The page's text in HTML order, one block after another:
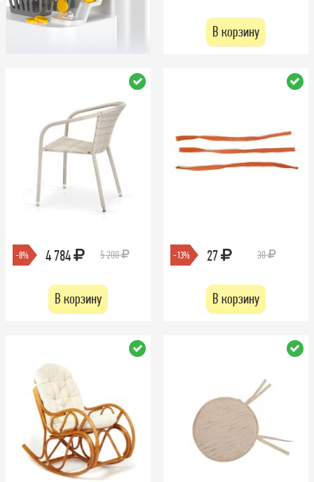
В корзину
-8% 4 784 5 200
В корзину
-13% 27 30
В корзину